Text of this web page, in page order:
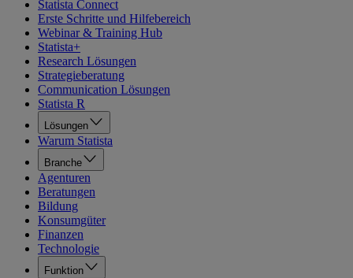
Statista Connect
Erste Schritte und Hilfebereich
Webinar & Training Hub
Statista+
Research Lösungen
Strategieberatung
Communication Lösungen
Statista R
Lösungen
Warum Statista
Branche
Agenturen
Beratungen
Bildung
Konsumgüter
Finanzen
Technologie
Funktion